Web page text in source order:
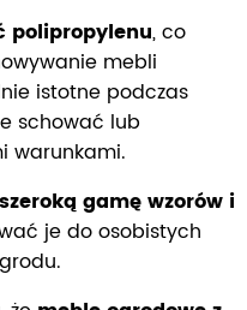
polipropylenu, co
mebli
istotne podczas
schować lub
warunkami.
szeroką gamę wzorów i
je do osobistych